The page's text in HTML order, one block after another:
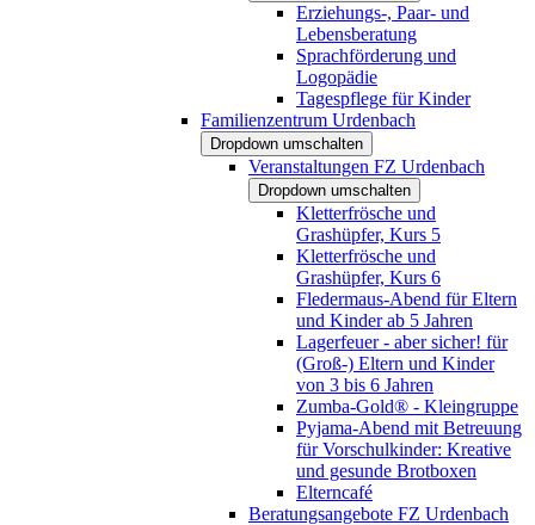
Erziehungs-, Paar- und
Lebensberatung
Sprachförderung und
Logopädie
Tagespflege für Kinder
Familienzentrum Urdenbach
Dropdown umschalten
Veranstaltungen FZ Urdenbach
Dropdown umschalten
Kletterfrösche und
Grashüpfer, Kurs 5
Kletterfrösche und
Grashüpfer, Kurs 6
Fledermaus-Abend für Eltern
und Kinder ab 5 Jahren
Lagerfeuer - aber sicher! für
(Groß-) Eltern und Kinder
von 3 bis 6 Jahren
Zumba-Gold® - Kleingruppe
Pyjama-Abend mit Betreuung
für Vorschulkinder: Kreative
und gesunde Brotboxen
Elterncafé
Beratungsangebote FZ Urdenbach